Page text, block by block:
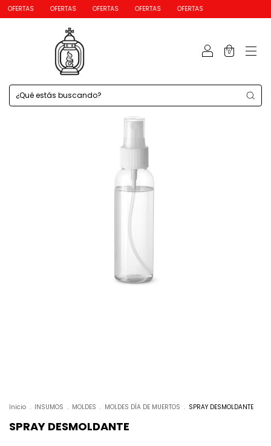
OFERTAS OFERTAS OFERTAS OFERTAS
0
Inicio . INSUMOS . MOLDES . MOLDES DÍA DE MUERTOS . SPRAY DESMOLDANTE
SPRAY DESMOLDANTE